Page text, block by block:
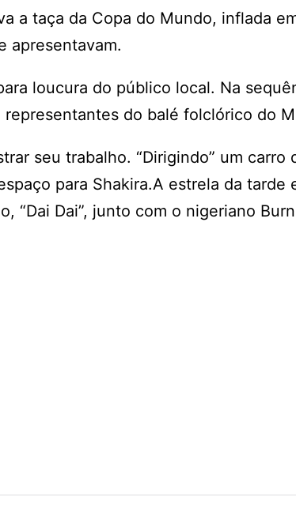
a taça da Copa do Mundo, inflada
apresentavam.
loucura do público local. Na
do balé folclórico do
seu trabalho. “Dirigindo” um carro
para Shakira.A estrela da tarde
“Dai Dai”, junto com o nigeriano